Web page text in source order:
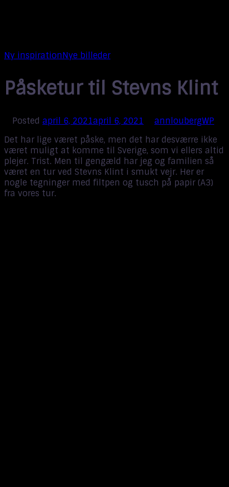
Ny inspirationNye billeder
Påsketur til Stevns Klint
Posted april 6, 2021april 6, 2021
annloubergWP
Det har lige været påske, men det har desværre ikke
været muligt at komme til Sverige, som vi ellers altid
plejer. Trist. Men til gengæld har jeg og familien så
været en tur ved Stevns Klint i smukt vejr. Her er
nogle tegninger med filtpen og tusch på papir (A3)
fra vores tur.